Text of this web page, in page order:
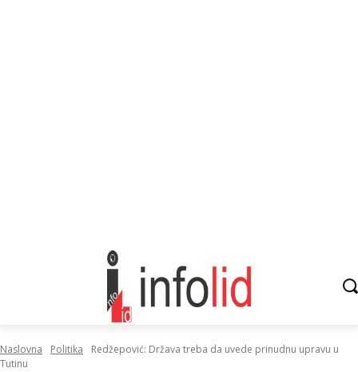
Naslovna Politika
Redžepović: Država treba da uvede prinudnu upravu u
Tutinu